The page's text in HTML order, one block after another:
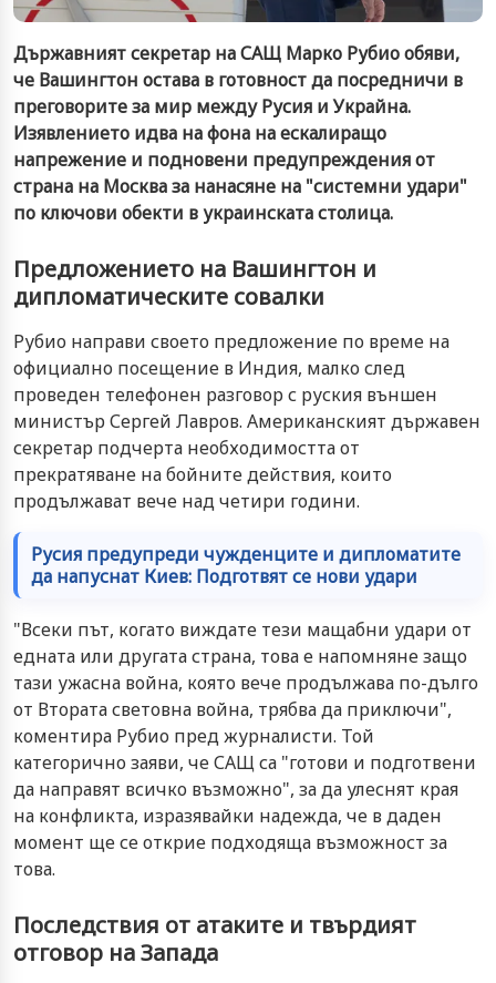
Държавният секретар на САЩ Марко Рубио обяви,
че Вашингтон остава в готовност да посредничи в
преговорите за мир между Русия и Украйна.
Изявлението идва на фона на ескалиращо
напрежение и подновени предупреждения от
страна на Москва за нанасяне на "системни удари"
по ключови обекти в украинската столица.
Предложението на Вашингтон и
дипломатическите совалки
Рубио направи своето предложение по време на
официално посещение в Индия, малко след
проведен телефонен разговор с руския външен
министър Сергей Лавров. Американският държавен
секретар подчерта необходимостта от
прекратяване на бойните действия, които
продължават вече над четири години.
Русия предупреди чужденците и дипломатите
да напуснат Киев: Подготвят се нови удари
"Всеки път, когато виждате тези мащабни удари от
едната или другата страна, това е напомняне защо
тази ужасна война, която вече продължава по-дълго
от Втората световна война, трябва да приключи",
коментира Рубио пред журналисти. Той
категорично заяви, че САЩ са "готови и подготвени
да направят всичко възможно", за да улеснят края
на конфликта, изразявайки надежда, че в даден
момент ще се открие подходяща възможност за
това.
Последствия от атаките и твърдият
отговор на Запада